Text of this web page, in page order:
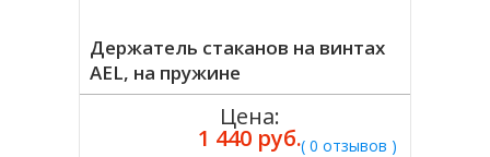
Держатель стаканов на винтах
AEL, на пружине
( 0 отзывов )
Цена:
1 440 руб.